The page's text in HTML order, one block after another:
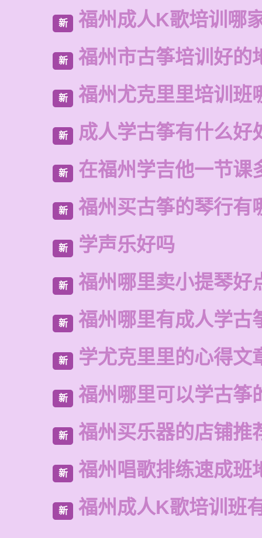
新 福州成人K歌培训哪
新 福州市古筝培训好的
新 福州尤克里里培训班
新 成人学古筝有什么好
新 在福州学吉他一节课
新 福州买古筝的琴行有
新 学声乐好吗
新 福州哪里卖小提琴好
新 福州哪里有成人学古
新 学尤克里里的心得文
新 福州哪里可以学古筝
新 福州买乐器的店铺推
新 福州唱歌排练速成班
新 福州成人K歌培训班